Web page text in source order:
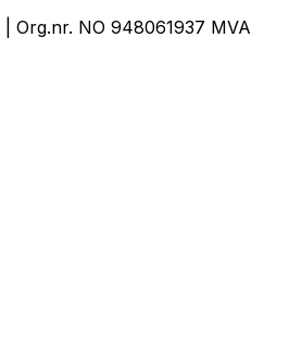
| Org.nr. NO 948061937 MVA